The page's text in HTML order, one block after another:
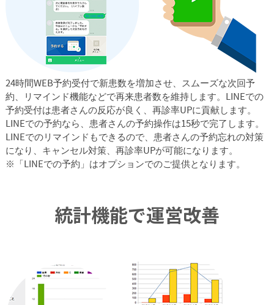
24時間WEB予約受付で新患数を増加させ、スムーズな次回予
約、リマインド機能などで再来患者数を維持します。LINEでの
予約受付は患者さんの反応が良く、再診率UPに貢献します。
LINEでの予約なら、患者さんの予約操作は15秒で完了します。
LINEでのリマインドもできるので、患者さんの予約忘れの対策
になり、キャンセル対策、再診率UPが可能になります。
※「LINEでの予約」はオプションでのご提供となります。
統計機能で運営改善